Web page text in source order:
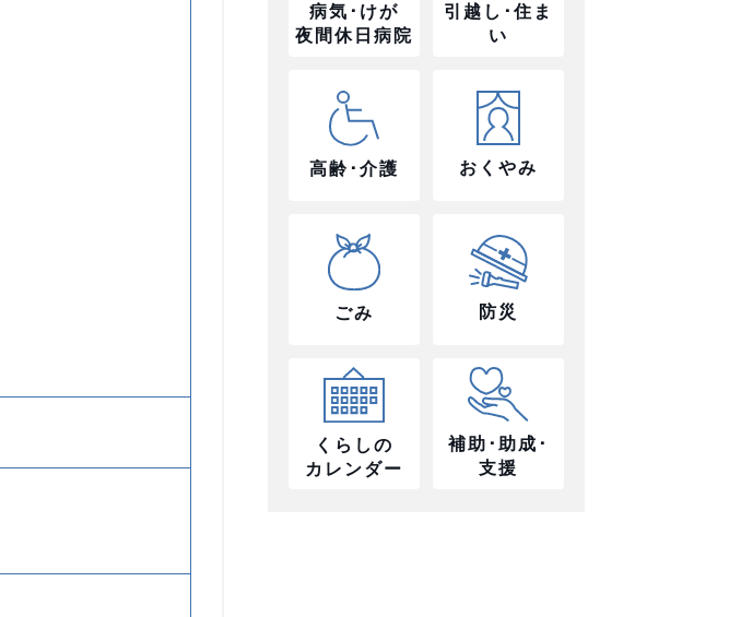
病気･けが
夜間休日病院
引越し･住ま
い
高齢･介護 おくやみ
ごみ 防災
くらしの
カレンダー
補助･助成･
支援